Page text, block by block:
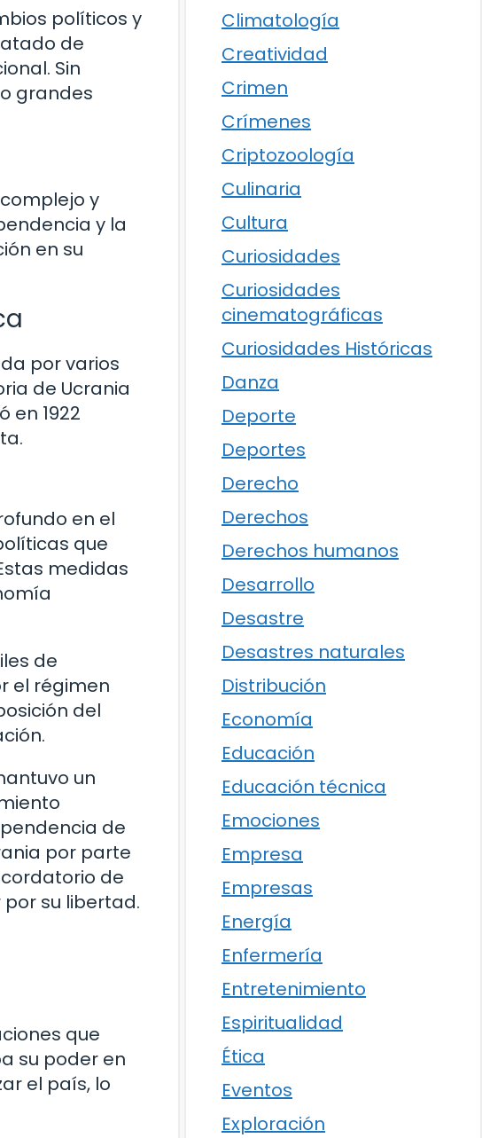
políticos y
de
Sin
grandes
y
y la
en su
por varios
de Ucrania
en 1922
en el
que
medidas
de
el régimen
del
un
de
por parte
de
su libertad.
que
su poder en
el país, lo
Climatología
Creatividad
Crimen
Crímenes
Criptozoología
Culinaria
Cultura
Curiosidades
Curiosidades
cinematográficas
Curiosidades Históricas
Danza
Deporte
Deportes
Derecho
Derechos
Derechos humanos
Desarrollo
Desastre
Desastres naturales
Distribución
Economía
Educación
Educación técnica
Emociones
Empresa
Empresas
Energía
Enfermería
Entretenimiento
Espiritualidad
Ética
Eventos
Exploración